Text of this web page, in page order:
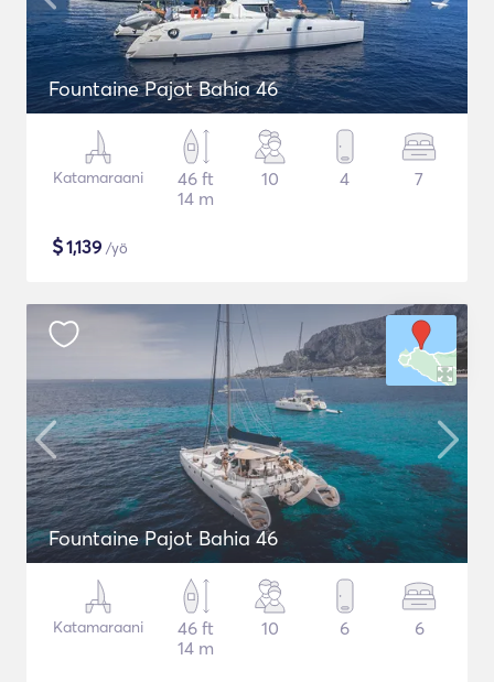
Fountaine Pajot Bahia 46
Katamaraani
46 ft
14 m
10 4 7
$1,139 /yö
Fountaine Pajot Bahia 46
Katamaraani
46 ft
14 m
10 6 6